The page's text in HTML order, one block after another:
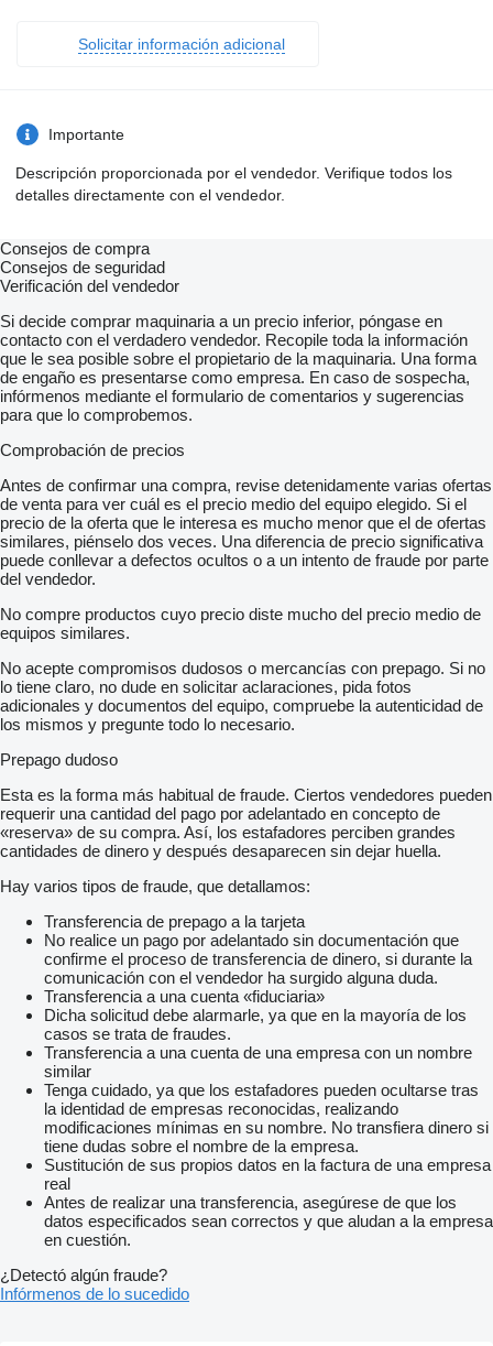
Solicitar información adicional
Importante
Descripción proporcionada por el vendedor. Verifique todos los
detalles directamente con el vendedor.
Consejos de compra
Consejos de seguridad
Verificación del vendedor
Si decide comprar maquinaria a un precio inferior, póngase en
contacto con el verdadero vendedor. Recopile toda la información
que le sea posible sobre el propietario de la maquinaria. Una forma
de engaño es presentarse como empresa. En caso de sospecha,
infórmenos mediante el formulario de comentarios y sugerencias
para que lo comprobemos.
Comprobación de precios
Antes de confirmar una compra, revise detenidamente varias ofertas
de venta para ver cuál es el precio medio del equipo elegido. Si el
precio de la oferta que le interesa es mucho menor que el de ofertas
similares, piénselo dos veces. Una diferencia de precio significativa
puede conllevar a defectos ocultos o a un intento de fraude por parte
del vendedor.
No compre productos cuyo precio diste mucho del precio medio de
equipos similares.
No acepte compromisos dudosos o mercancías con prepago. Si no
lo tiene claro, no dude en solicitar aclaraciones, pida fotos
adicionales y documentos del equipo, compruebe la autenticidad de
los mismos y pregunte todo lo necesario.
Prepago dudoso
Esta es la forma más habitual de fraude. Ciertos vendedores pueden
requerir una cantidad del pago por adelantado en concepto de
«reserva» de su compra. Así, los estafadores perciben grandes
cantidades de dinero y después desaparecen sin dejar huella.
Hay varios tipos de fraude, que detallamos:
Transferencia de prepago a la tarjeta
No realice un pago por adelantado sin documentación que
confirme el proceso de transferencia de dinero, si durante la
comunicación con el vendedor ha surgido alguna duda.
Transferencia a una cuenta «fiduciaria»
Dicha solicitud debe alarmarle, ya que en la mayoría de los
casos se trata de fraudes.
Transferencia a una cuenta de una empresa con un nombre
similar
Tenga cuidado, ya que los estafadores pueden ocultarse tras
la identidad de empresas reconocidas, realizando
modificaciones mínimas en su nombre. No transfiera dinero si
tiene dudas sobre el nombre de la empresa.
Sustitución de sus propios datos en la factura de una empresa
real
Antes de realizar una transferencia, asegúrese de que los
datos especificados sean correctos y que aludan a la empresa
en cuestión.
¿Detectó algún fraude?
Infórmenos de lo sucedido